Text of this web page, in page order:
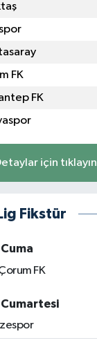
FK
FK
için tıklayın
Fikstür
FK